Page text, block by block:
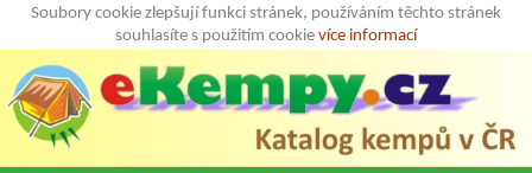
Soubory cookie zlepšují funkci stránek, používáním těchto stránek
souhlasíte s použitím cookie více informací